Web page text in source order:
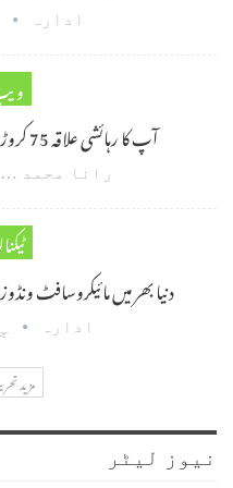
ادارہ
آپ کا رہائشی علاقہ 75 کروڑ سالوں میں کتنا تبدیل ہوا ہے؟
رانا محمد امین اکبر
دنیا بھر میں مائیکروسافٹ
ادارہ
مزید
نیوز لیٹر